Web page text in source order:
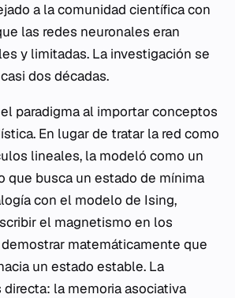
a la comunidad científica con
las redes neuronales eran
y limitadas. La investigación se
dos décadas.
paradigma al importar conceptos
En lugar de tratar la red como
lineales, la modeló como un
que busca un estado de mínima
con el modelo de Ising,
el magnetismo en los
matemáticamente que
un estado estable. La
la memoria asociativa